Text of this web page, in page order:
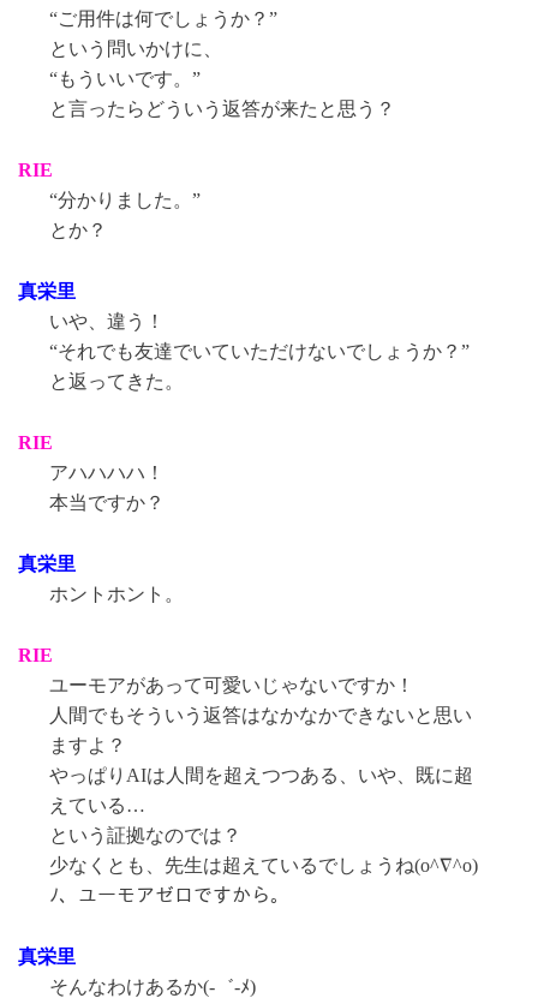
“ご用件は何でしょうか？”
という問いかけに、
“もういいです。”
と言ったらどういう返答が来たと思う？
RIE
“分かりました。”
とか？
真栄里
いや、違う！
“それでも友達でいていただけないでしょうか？”
と返ってきた。
RIE
アハハハハ！
本当ですか？
真栄里
ホントホント。
RIE
ユーモアがあって可愛いじゃないですか！
人間でもそういう返答はなかなかできないと思い
ますよ？
やっぱりAIは人間を超えつつある、いや、既に超
えている…
という証拠なのでは？
少なくとも、先生は超えているでしょうね(o^∇^o)
ﾉ、ユーモアゼロですから。
真栄里
そんなわけあるか(-゛-ﾒ)